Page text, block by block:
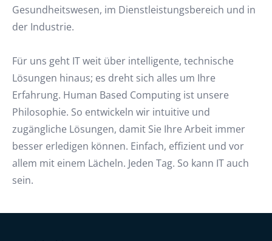
Gesundheitswesen, im Dienstleistungsbereich und in
der Industrie.
Für uns geht IT weit über intelligente, technische
Lösungen hinaus; es dreht sich alles um Ihre
Erfahrung. Human Based Computing ist unsere
Philosophie. So entwickeln wir intuitive und
zugängliche Lösungen, damit Sie Ihre Arbeit immer
besser erledigen können. Einfach, effizient und vor
allem mit einem Lächeln. Jeden Tag. So kann IT auch
sein.